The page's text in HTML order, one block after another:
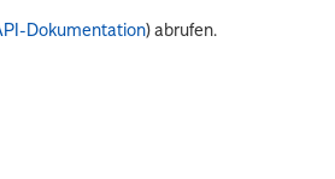
Dokumentation) abrufen.